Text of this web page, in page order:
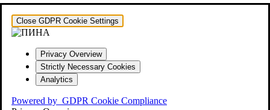
Close GDPR Cookie Settings
Privacy Overview
Strictly Necessary Cookies
Analytics
Powered by GDPR Cookie Compliance